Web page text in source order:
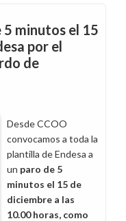
minutos el 15
por el
de
Desde CCOO
convocamos a toda la
plantilla de Endesa a
un paro de 5
minutos el 15 de
diciembre a las
10.00 horas, como